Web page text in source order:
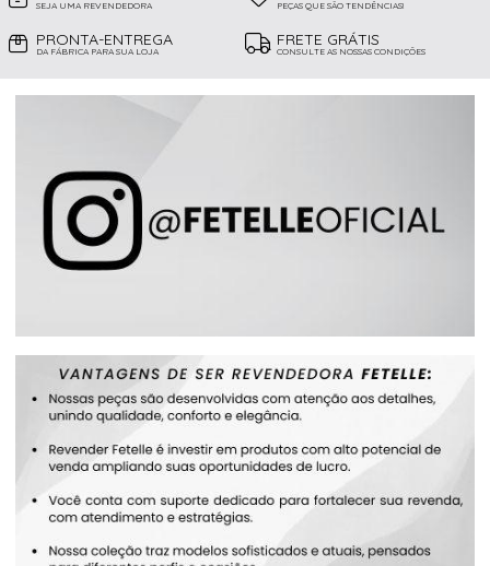
SEJA UMA REVENDEDORA PEÇAS QUE SÃO TENDÊNCIAS!
PRONTA-ENTREGA
DA FÁBRICA PARA SUA LOJA
FRETE GRÁTIS
CONSULTE AS NOSSAS CONDIÇÕES